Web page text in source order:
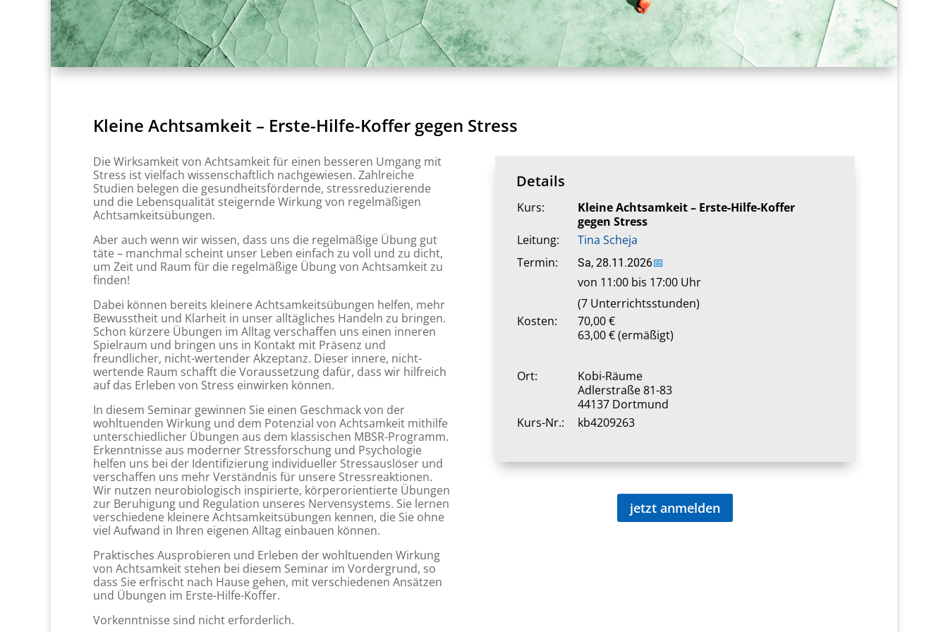
Kleine Achtsamkeit – Erste-Hilfe-Koffer gegen Stress
Die Wirksamkeit von Achtsamkeit für einen besseren Umgang mit
Stress ist vielfach wissenschaftlich nachgewiesen. Zahlreiche
Studien belegen die gesundheitsfördernde, stressreduzierende
und die Lebensqualität steigernde Wirkung von regelmäßigen
Achtsamkeitsübungen.
Aber auch wenn wir wissen, dass uns die regelmäßige Übung gut
täte – manchmal scheint unser Leben einfach zu voll und zu dicht,
um Zeit und Raum für die regelmäßige Übung von Achtsamkeit zu
finden!
Dabei können bereits kleinere Achtsamkeitsübungen helfen, mehr
Bewusstheit und Klarheit in unser alltägliches Handeln zu bringen.
Schon kürzere Übungen im Alltag verschaffen uns einen inneren
Spielraum und bringen uns in Kontakt mit Präsenz und
freundlicher, nicht-wertender Akzeptanz. Dieser innere, nicht-
wertende Raum schafft die Voraussetzung dafür, dass wir hilfreich
auf das Erleben von Stress einwirken können.
In diesem Seminar gewinnen Sie einen Geschmack von der
wohltuenden Wirkung und dem Potenzial von Achtsamkeit mithilfe
unterschiedlicher Übungen aus dem klassischen MBSR-Programm.
Erkenntnisse aus moderner Stressforschung und Psychologie
helfen uns bei der Identifizierung individueller Stressauslöser und
verschaffen uns mehr Verständnis für unsere Stressreaktionen.
Wir nutzen neurobiologisch inspirierte, körperorientierte Übungen
zur Beruhigung und Regulation unseres Nervensystems. Sie lernen
verschiedene kleinere Achtsamkeitsübungen kennen, die Sie ohne
viel Aufwand in Ihren eigenen Alltag einbauen können.
Praktisches Ausprobieren und Erleben der wohltuenden Wirkung
von Achtsamkeit stehen bei diesem Seminar im Vordergrund, so
dass Sie erfrischt nach Hause gehen, mit verschiedenen Ansätzen
und Übungen im Erste-Hilfe-Koffer.
Vorkenntnisse sind nicht erforderlich.
Details
Kurs:
Kleine Achtsamkeit – Erste-Hilfe-Koffer
gegen Stress
Leitung:
Tina Scheja
Termin:
Sa, 28.11.2026📅
von 11:00 bis 17:00 Uhr
(7 Unterrichtsstunden)
Kosten:
70,00 €
63,00 € (ermäßigt)
Ort:
Kobi-Räume
Adlerstraße 81-83
44137 Dortmund
Kurs-Nr.:
kb4209263
jetzt anmelden